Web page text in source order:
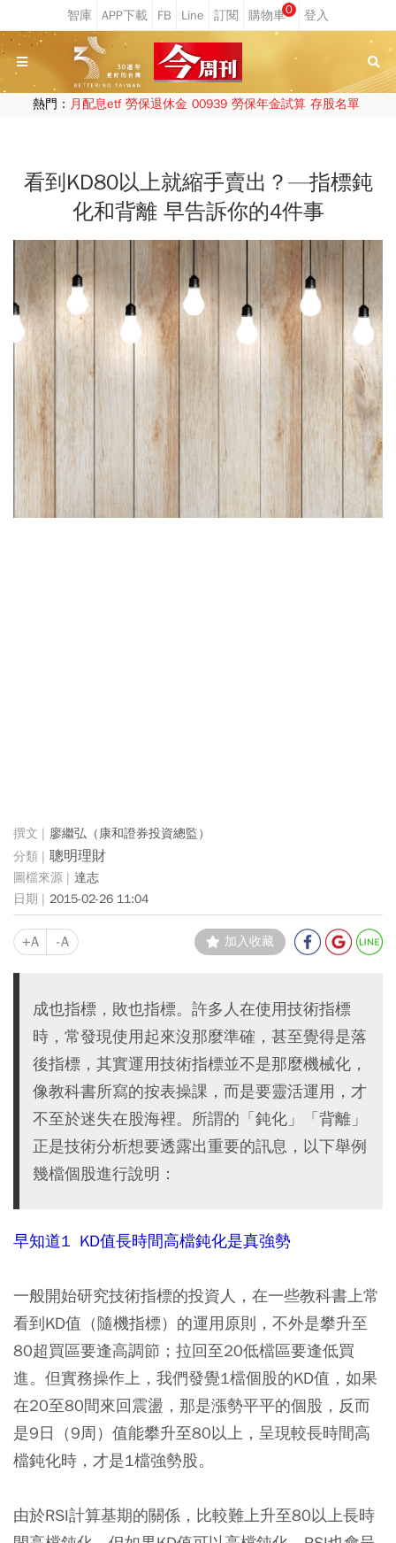
0
熱門： 月配息etf 勞保退休金 00939 勞保年金試算 存股名單
看到KD80以上就縮手賣出？—指標鈍
化和背離 早告訴你的4件事
廖繼弘（康和證券投資總監）
聰明理財
達志
2015-02-26 11:04
+A -A 加入收藏
成也指標，敗也指標。許多人在使用技術指標
時，常發現使用起來沒那麼準確，甚至覺得是落
後指標，其實運用技術指標並不是那麼機械化，
像教科書所寫的按表操課，而是要靈活運用，才
不至於迷失在股海裡。所謂的「鈍化」「背離」
正是技術分析想要透露出重要的訊息，以下舉例
幾檔個股進行說明：
早知道1 KD值長時間高檔鈍化是真強勢
一般開始研究技術指標的投資人，在一些教科書上常
看到KD值（隨機指標）的運用原則，不外是攀升至
80超買區要逢高調節；拉回至20低檔區要逢低買
進。但實務操作上，我們發覺1檔個股的KD值，如果
在20至80間來回震盪，那是漲勢平平的個股，反而
是9日（9周）值能攀升至80以上，呈現較長時間高
檔鈍化時，才是1檔強勢股。
由於RSI計算基期的關係，比較難上升至80以上長時